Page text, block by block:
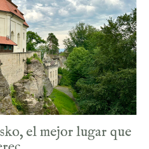
el mejor lugar que